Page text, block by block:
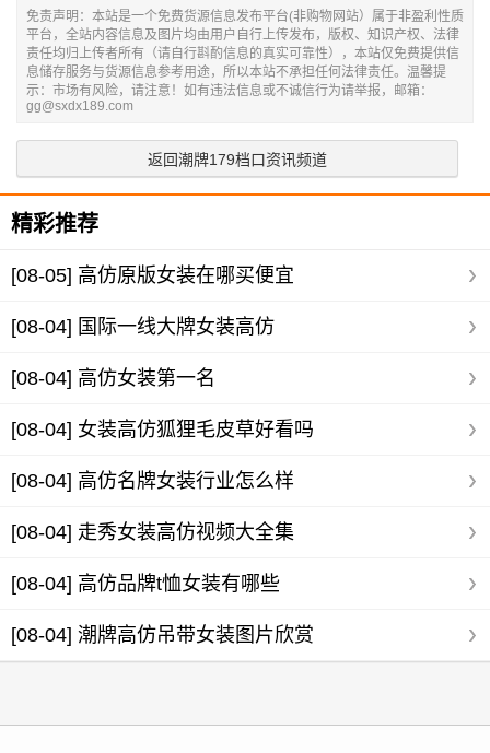
免责声明：本站是一个免费货源信息发布平台(非购物网站）属于非盈利性质
平台，全站内容信息及图片均由用户自行上传发布，版权、知识产权、法律
责任均归上传者所有（请自行斟酌信息的真实可靠性），本站仅免费提供信
息储存服务与货源信息参考用途，所以本站不承担任何法律责任。温馨提
示：市场有风险，请注意！如有违法信息或不诚信行为请举报，邮箱：
gg@sxdx189.com
返回潮牌179档口资讯频道
精彩推荐
[08-05] 高仿原版女装在哪买便宜
[08-04] 国际一线大牌女装高仿
[08-04] 高仿女装第一名
[08-04] 女装高仿狐狸毛皮草好看吗
[08-04] 高仿名牌女装行业怎么样
[08-04] 走秀女装高仿视频大全集
[08-04] 高仿品牌t恤女装有哪些
[08-04] 潮牌高仿吊带女装图片欣赏